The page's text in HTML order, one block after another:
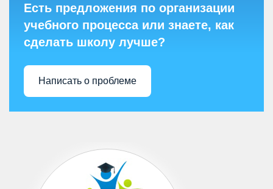
Есть предложения по организации
учебного процесса или знаете, как
сделать школу лучше?
Написать о проблеме